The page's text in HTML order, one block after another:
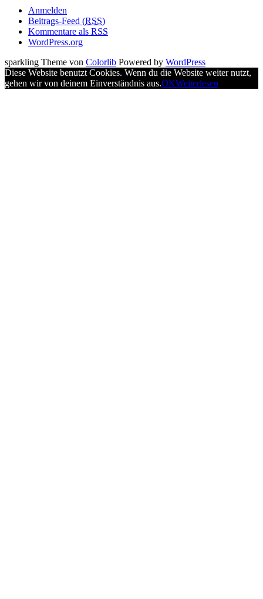
Anmelden
Beitrags-Feed (RSS)
Kommentare als RSS
WordPress.org
sparkling Theme von Colorlib Powered by WordPress
Diese Website benutzt Cookies. Wenn du die Website weiter nutzt,
gehen wir von deinem Einverständnis aus.OKWeiterlesen